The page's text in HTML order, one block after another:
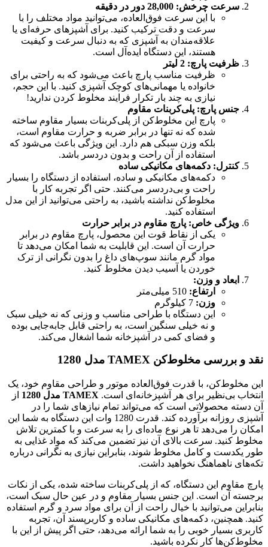
سرعت چرخش: 28,000 دور در دقیقه
با این سرعت فوق‌العاده، می‌توانید مواد مختلف را با
سرعت و دقت ترکیب کنید. برای آشپزهای حرفه‌ای یا
علاقه‌مندان به آشپزی که به دنبال سرعت و کیفیت
هستند، این دستگاه ایده‌آل است.
ظرفیت پارچ: 2 لیتر
ظرفیت مناسب پارچ باعث می‌شود که به راحتی برای
خانواده یا مهمانی‌های کوچک آشپزی کنید. با این حجم،
نیازی به چند بار تکرار فرایند مخلوط کردن ندارید!
جنس پارچ: پلی‌کربنات مقاوم
پارچ این مخلوط‌کن از پلی‌کربنات بسیار مقاوم ساخته
شده که نه تنها در برابر ضربه و حرارت مقاوم است،
بلکه وزن سبکی هم دارد. این ویژگی باعث می‌شود که
استفاده از آن راحت و بدون دردسر باشد.
کنترل: دکمه‌های مکانیکی ساده
دکمه‌های مکانیکی و ساده، استفاده از دستگاه را بسیار
راحت و بی‌دردسر می‌کنند. حتی اگر تجربه کار با
مخلوط‌کن نداشته باشید، به راحتی می‌توانید از این مدل
استفاده کنید.
ویژگی خاص: پارچ مقاوم در برابر حرارت
یکی از نقاط قوت این محصول، پارچ مقاوم در برابر
حرارت آن است. این قابلیت به شما امکان می‌دهد تا
مواد گرم مانند سوپ‌های داغ را بدون نگرانی از ترک
خوردن یا آسیب دیدن مخلوط کنید.
ابعاد و وزن:
ارتفاع:
وزن:
این دستگاه با طراحی مناسب و وزنی که نه خیلی سبک
و نه خیلی سنگین است، به راحتی قابل جابه‌جایی بوده
و فضای کمی در آشپزخانه شما اشغال می‌کند.
نقد و بررسی مخلوط‌کن TAMEX مدل 1280
این مخلوط‌کن، با قدرت فوق‌العاده موتور و طراحی مقاوم خود، یک
انتخاب بی‌نظیر برای هر آشپزخانه‌ای است. TAMEX مدل 1280
از
آن دسته محصولاتی است که می‌تواند تمام نیازهای شما را در
آشپزی روزانه برآورده کند. قدرت 1280 وات این دستگاه به شما این
امکان را می‌دهد تا هر نوع ماده‌ای را به سرعت و با کمترین تلاش
مخلوط کنید. سرعت بالای آن نیز تضمین می‌کند که مواد غذایی به
طور یکدست و کامل مخلوط شوند، بنابراین نیازی به نگرانی درباره
تکه‌های ناهماهنگ نخواهید داشت.
پارچ مقاوم این دستگاه، که از پلی‌کربنات ساخته شده، یکی از نکات
برجسته آن است. این جنس بسیار مقاوم و در عین حال سبک است،
بنابراین می‌توانید با خیال راحت از آن برای مواد سرد و گرم استفاده
کنید. همچنین، دکمه‌های مکانیکی ساده و کاربرپسند آن، تجربه
کاربری بسیار خوبی را به شما ارائه می‌دهد، حتی اگر پیش از این با
مخلوط‌کن‌ها کار نکرده باشید.